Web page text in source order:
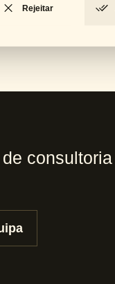
consultoria
Rejeitar